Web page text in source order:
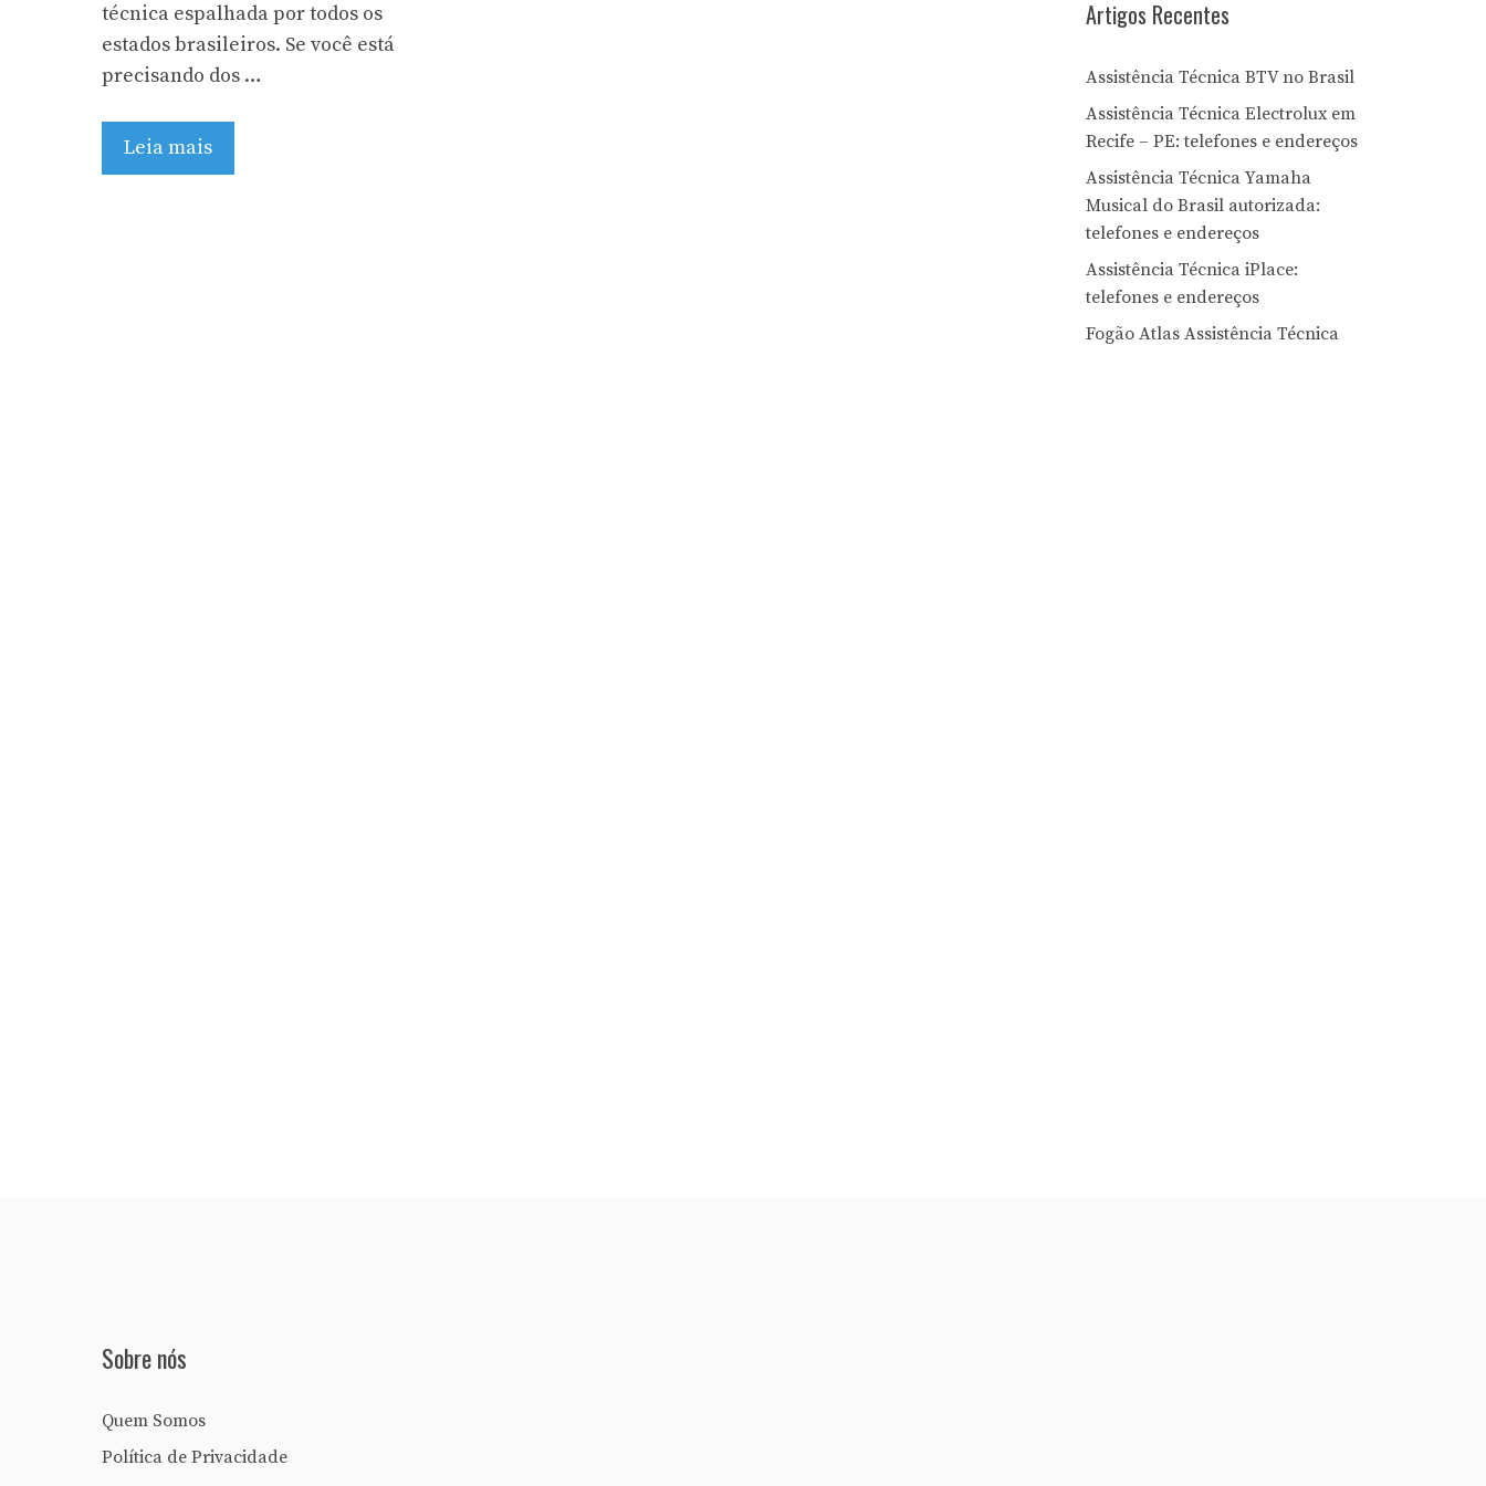
técnica espalhada por todos os
estados brasileiros. Se você está
precisando dos …
Leia mais
Artigos Recentes
Assistência Técnica BTV no Brasil
Assistência Técnica Electrolux em
Recife – PE: telefones e endereços
Assistência Técnica Yamaha
Musical do Brasil autorizada:
telefones e endereços
Assistência Técnica iPlace:
telefones e endereços
Fogão Atlas Assistência Técnica
Sobre nós
Quem Somos
Política de Privacidade